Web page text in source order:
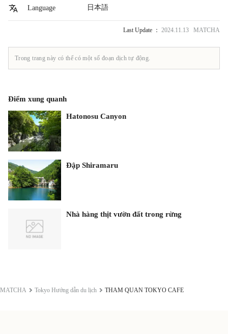
Language 日本語
Last Update ： 2024.11.13 MATCHA
Trong trang này có thể có một số đoạn dịch tự động.
Điểm xung quanh
Hatonosu Canyon
Đập Shiramaru
Nhà hàng thịt vườn đất trong rừng
MATCHA Tokyo Hướng dẫn du lịch THAM QUAN TOKYO CAFE